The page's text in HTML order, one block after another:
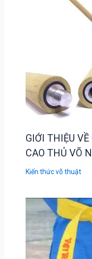
GIỚI THIỆU
CAO THỦ VÕ
Kiến thức võ thuật